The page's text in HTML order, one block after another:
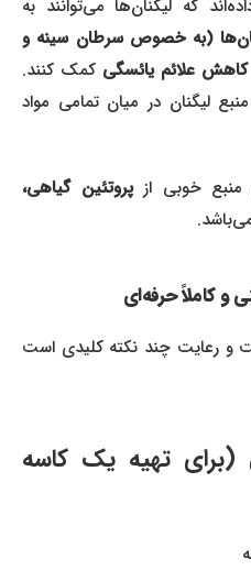
که لیگنان‌ها می‌توانند به
(به خصوص سرطان سینه و
علائم یائسگیکمک کنند.
لیگنان در میان تمامی مواد
خوبی از پروتئین گیاهی،
کاملاً حرفه‌ای
رعایت چند نکته کلیدی است
تهیه یک کاسه